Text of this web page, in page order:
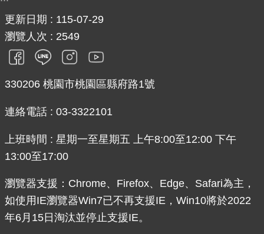
更新日期
115-07-29
瀏覽人次
2549
330206 桃園市桃園區縣府路1號
連絡電話 : 03-3322101
上班時間 : 星期一至星期五 上午8:00至12:00 下午
13:00至17:00
瀏覽器支援：Chrome、Firefox、Edge、Safari為主，
如使用IE瀏覽器Win7已不再支援IE，Win10將於2022
年6月15日淘汰並停止支援IE。